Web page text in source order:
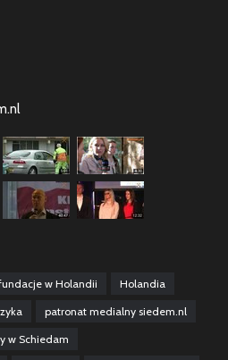
w Holandii Holandia
patronat medialny siedem.nl
w Schiedam